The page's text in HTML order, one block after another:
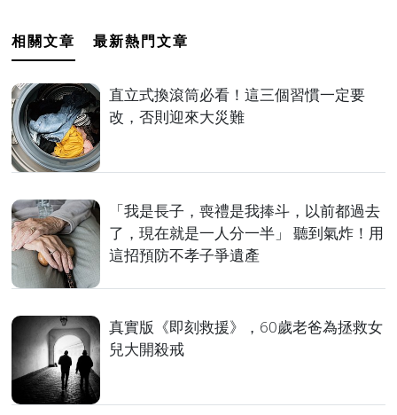
相關文章 最新熱門文章
直立式換滾筒必看！這三個習慣一定要
改，否則迎來大災難
「我是長子，喪禮是我捧斗，以前都過去
了，現在就是一人分一半」 聽到氣炸！用
這招預防不孝子爭遺產
真實版《即刻救援》，60歲老爸為拯救女
兒大開殺戒